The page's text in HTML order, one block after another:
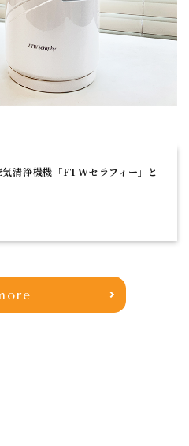
清浄機機「FTWセラフィー」と